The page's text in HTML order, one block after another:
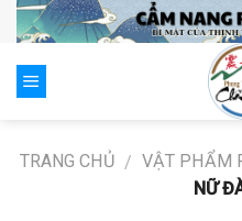
Skip
content
TRANG CHỦ / VẬT PHẨM
NỮ